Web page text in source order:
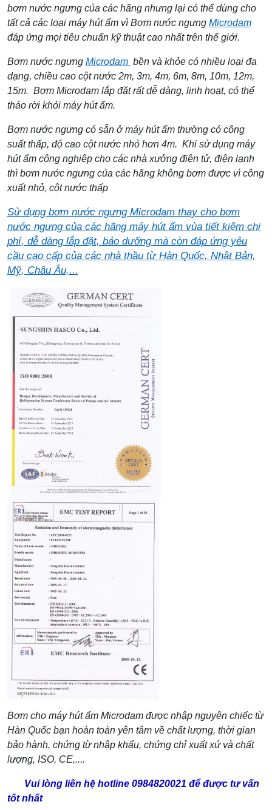
bơm nước ngưng của các hãng nhưng lại có thể dùng cho
tất cả các loại máy hút ẩm vì Bơm nước ngưng Microdam
đáp ứng mọi tiêu chuẩn kỹ thuật cao nhất trên thế giới.
Bơm nước ngưng Microdam bền và khỏe có nhiều loại đa
dạng, chiều cao cột nước 2m, 3m, 4m, 6m, 8m, 10m, 12m,
15m. Bơm Microdam lắp đặt rất dễ dàng, linh hoạt, có thể
tháo rời khỏi máy hút ẩm.
Bơm nước ngưng có sẵn ở máy hút ẩm thường có công
suất thấp, độ cao cột nước nhỏ hơn 4m. Khi sử dụng máy
hút ẩm công nghiệp cho các nhà xưởng điện tử, điện lạnh
thì bơm nước ngưng của các hãng không bơm được vì công
xuất nhỏ, cột nước thấp
Sử dụng bơm nước ngưng Microdam thay cho bơm
nước ngưng của các hãng máy hút ẩm vùa tiết kiệm chi
phí, dễ dàng lắp đặt, bảo dưỡng mà còn đáp ứng yêu
cầu cao cấp của các nhà thầu từ Hàn Quốc, Nhật Bản,
Mỹ, Châu Âu,...
Bơm cho máy hút ẩm Microdam được nhập nguyên chiếc từ
Hàn Quốc bạn hoàn toàn yên tâm về chất lượng, thời gian
bảo hành, chứng từ nhập khẩu, chứng chỉ xuất xứ và chất
lượng, ISO, CE,....
Vui lòng liên hệ hotline 0984820021 để được tư vấn
tốt nhất